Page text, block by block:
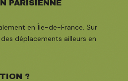
PARISIENNE
en Île-de-France. Sur
déplacements ailleurs en
?